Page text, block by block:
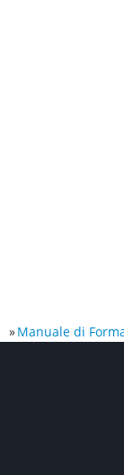
»Manuale di